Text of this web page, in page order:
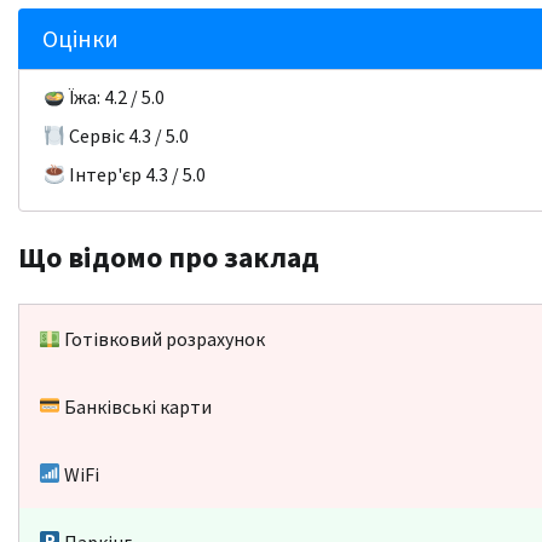
Оцінки
Їжа: 4.2 / 5.0
Сервіс 4.3 / 5.0
Інтер'єр 4.3 / 5.0
Що відомо про заклад
Готівковий розрахунок
Банківські карти
WiFi